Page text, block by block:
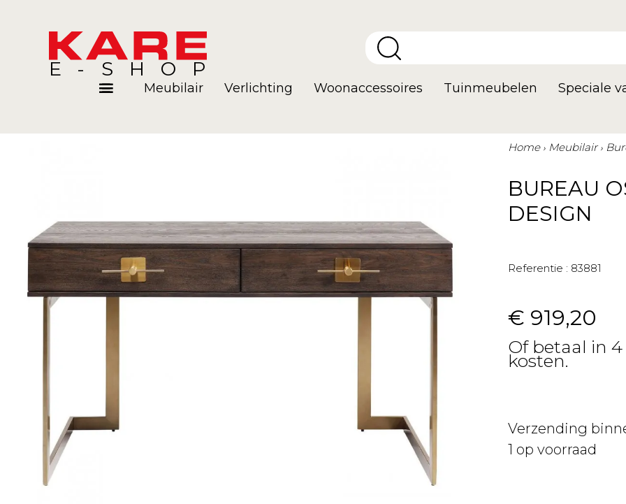
E-SHOP
Meubilair Verlichting Woonaccessoires Tuinmeubelen Speciale
Home Meubilair
BUREAU
DESIGN
Referentie : 83881
€ 919,20
Of betaal in
kosten.
Verzending
1 op voorraad